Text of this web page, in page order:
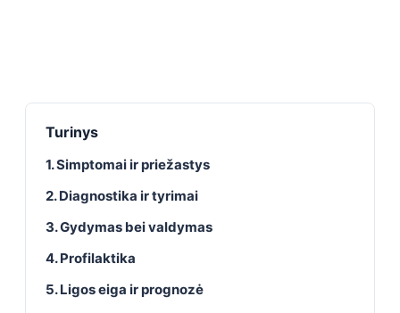
Turinys
1. Simptomai ir priežastys
2. Diagnostika ir tyrimai
3. Gydymas bei valdymas
4. Profilaktika
5. Ligos eiga ir prognozė